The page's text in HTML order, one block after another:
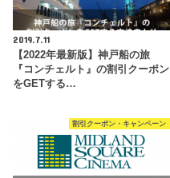
2019.7.11
【2022年最新版】神戸船の旅
『コンチェルト』の割引クーポン
をGETする…
割引クーポン・キャンペーン